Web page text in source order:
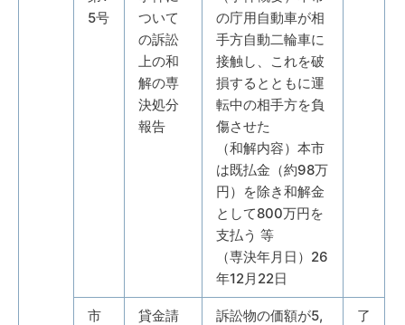
5号
ついて
の訴訟
上の和
解の専
決処分
報告
の庁用自動車が相
手方自動二輪車に
接触し、これを破
損するとともに運
転中の相手方を負
傷させた
（和解内容）本市
は既払金（約98万
円）を除き和解金
として800万円を
支払う 等
（専決年月日）26
年12月22日
市
貸金請
訴訟物の価額が5,
了